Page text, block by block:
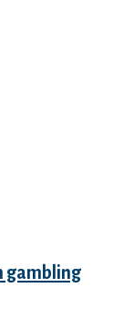
gambling